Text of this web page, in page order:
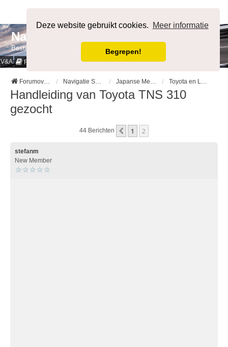
Deze website gebruikt cookies. Meer informatie
Begrepen!
NavigatieForum
Bestemming bereikt.
V&A Regels
Forumoverzicht Navigatie Systemen op Auto merk Japanse Merken Toyota en Lexus
Handleiding van Toyota TNS 310
gezocht
44 Berichten Vorige
1 2
stefanm
New Member